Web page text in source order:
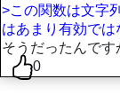
>この関数は文字
はあまり有効では
そうだったんです
0